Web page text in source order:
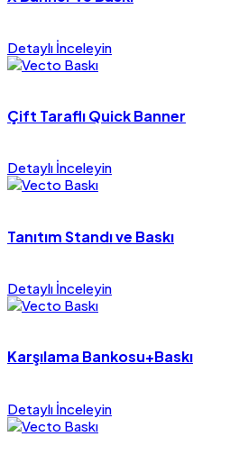
Detaylı İnceleyin
Çift Taraflı Quick Banner
Detaylı İnceleyin
Tanıtım Standı ve Baskı
Detaylı İnceleyin
Karşılama Bankosu+Baskı
Detaylı İnceleyin